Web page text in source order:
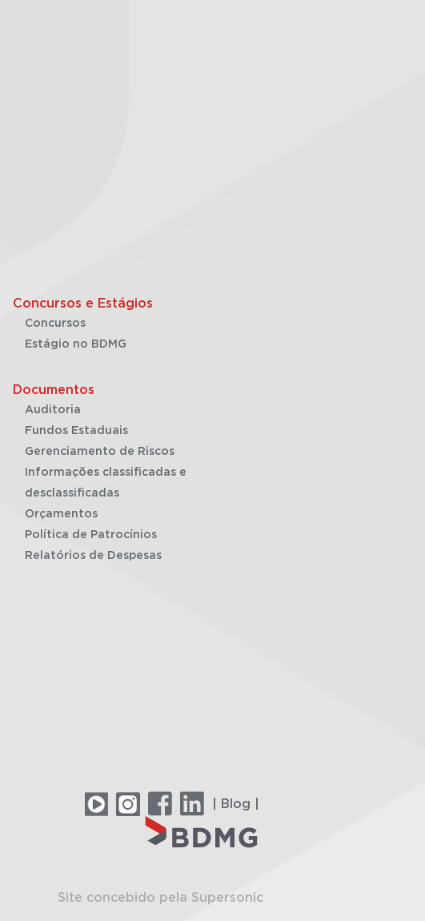
Concursos e Estágios
Concursos
Estágio no BDMG
Documentos
Auditoria
Fundos Estaduais
Gerenciamento de Riscos
Informações classificadas e
desclassificadas
Orçamentos
Política de Patrocínios
Relatórios de Despesas
| Blog |
Site concebido pela Supersonic